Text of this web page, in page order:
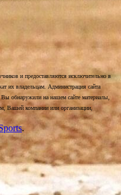
и предоставляются исключительно в
их владельцам. Администрация сайта
Вы обнаружили на нашем сайте материалы,
Вашей компании или организации,
.